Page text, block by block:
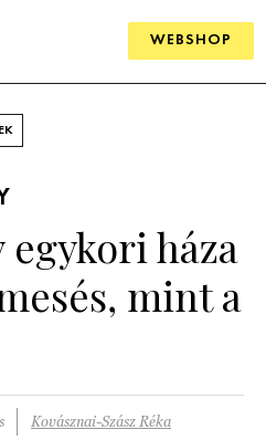
WEBSHOP
háza
mint a
Kovásznai-Szász Réka